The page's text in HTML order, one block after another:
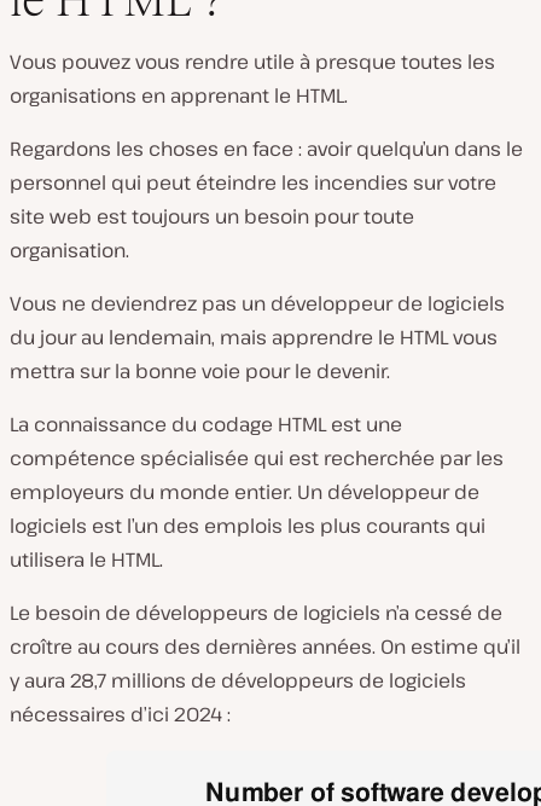
Vous pouvez vous rendre utile à presque toutes les
organisations en apprenant le HTML.
Regardons les choses en face : avoir quelqu’un dans le
personnel qui peut éteindre les incendies sur votre
site web est toujours un besoin pour toute
organisation.
Vous ne deviendrez pas un développeur de logiciels
du jour au lendemain, mais apprendre le HTML vous
mettra sur la bonne voie pour le devenir.
La connaissance du codage HTML est une
compétence spécialisée qui est recherchée par les
employeurs du monde entier. Un développeur de
logiciels est l’un des emplois les plus courants qui
utilisera le HTML.
Le besoin de développeurs de logiciels n’a cessé de
croître au cours des dernières années. On estime qu’il
y aura 28,7 millions de développeurs de logiciels
nécessaires d’ici 2024 :